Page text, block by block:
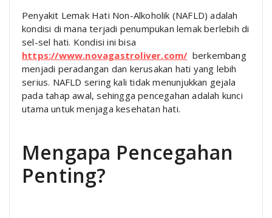
Penyakit Lemak Hati Non-Alkoholik (NAFLD) adalah
kondisi di mana terjadi penumpukan lemak berlebih di
sel-sel hati. Kondisi ini bisa
https://www.novagastroliver.com/ berkembang
menjadi peradangan dan kerusakan hati yang lebih
serius. NAFLD sering kali tidak menunjukkan gejala
pada tahap awal, sehingga pencegahan adalah kunci
utama untuk menjaga kesehatan hati.
Mengapa Pencegahan
Penting?